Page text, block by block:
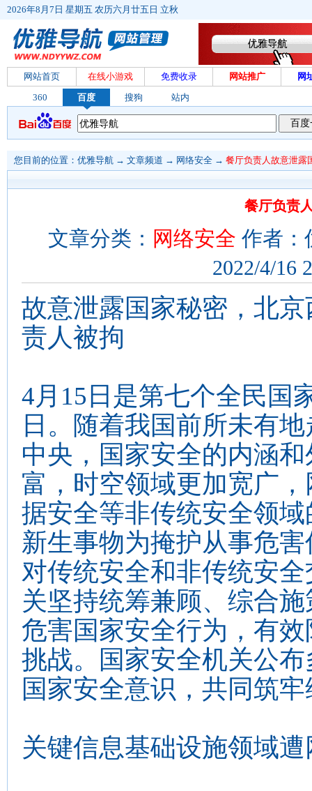
2026年8月7日 星期五 农历六月廿五日 立秋
网站首页 在线小游戏 免费收录 网站推广
网
360
百度 搜狗 站内
您目前的位置： 优雅导航 → 文章频道 → 网络安全 → 餐厅负责人故意泄露
餐厅负责
文章分类： 网络安全 作者：
2022/4/16
故意泄露国家秘密，北
责人被拘
4月15日是第七个全民国
日。随着我国前所未有
中央，国家安全的内涵
富，时空领域更加宽广
据安全等非传统安全领
新生事物为掩护从事危
对传统安全和非传统安
关坚持统筹兼顾、综合
危害国家安全行为，有
挑战。国家安全机关公
国家安全意识，共同筑
关键信息基础设施领域